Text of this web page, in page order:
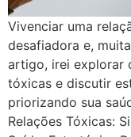
Vivenciar uma
desafiadora e,
artigo, irei explorar
tóxicas e discutir
priorizando sua
Relações Tóxicas: